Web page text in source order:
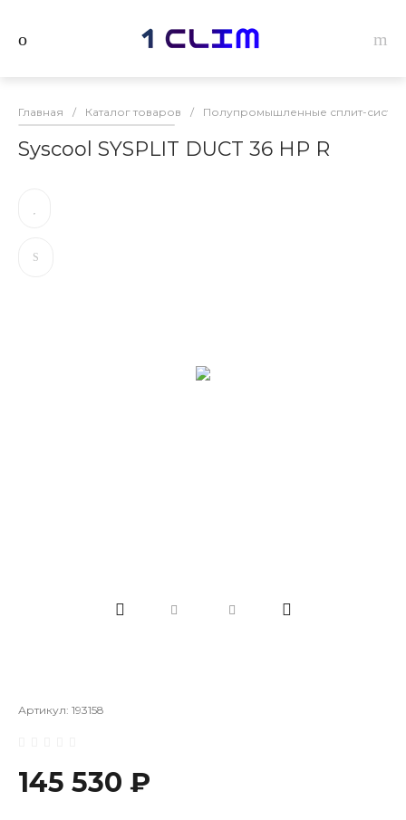
Главная / Каталог товаров / Полупромышленные сплит-
Syscool SYSPLIT DUCT 36 HP R
Артикул: 193158
145 530 ₽